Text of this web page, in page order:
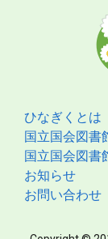
ひなぎくとは
国立国会図書
国立国会図書
お知らせ
お問い合わせ